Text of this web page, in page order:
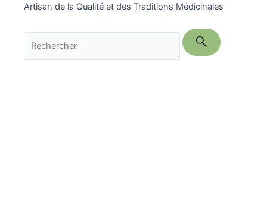
Artisan de la Qualité et des Traditions Médicinales